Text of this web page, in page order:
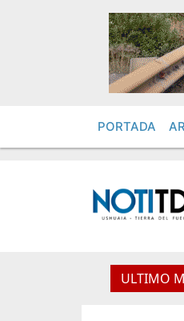
PORTADA
ULTIMO
políticos por «ficha limpia»